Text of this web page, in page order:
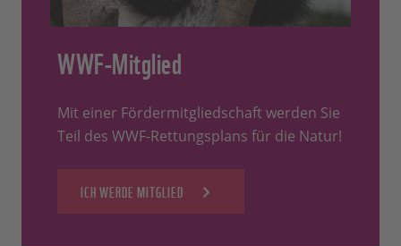
WWF-Mitglied
Mit einer Fördermitgliedschaft werden Sie
Teil des WWF-Rettungsplans für die Natur!
ICH WERDE MITGLIED